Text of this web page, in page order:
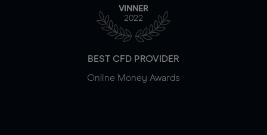
VINNER
2022
BEST CFD PROVIDER
Online Money Awards